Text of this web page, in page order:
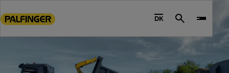
to
DK Search